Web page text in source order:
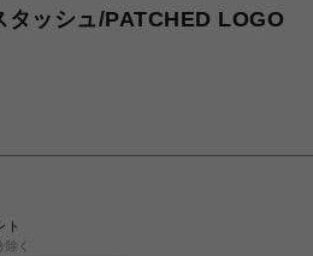
ッシュ/PATCHED LOGO
ト
く